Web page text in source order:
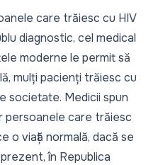
care trăiesc cu HIV
diagnostic, cel medical
moderne le permit să
mulți pacienți trăiesc cu
societate. Medicii spun
persoanele care trăiesc
o viață normală, dacă se
în Republica